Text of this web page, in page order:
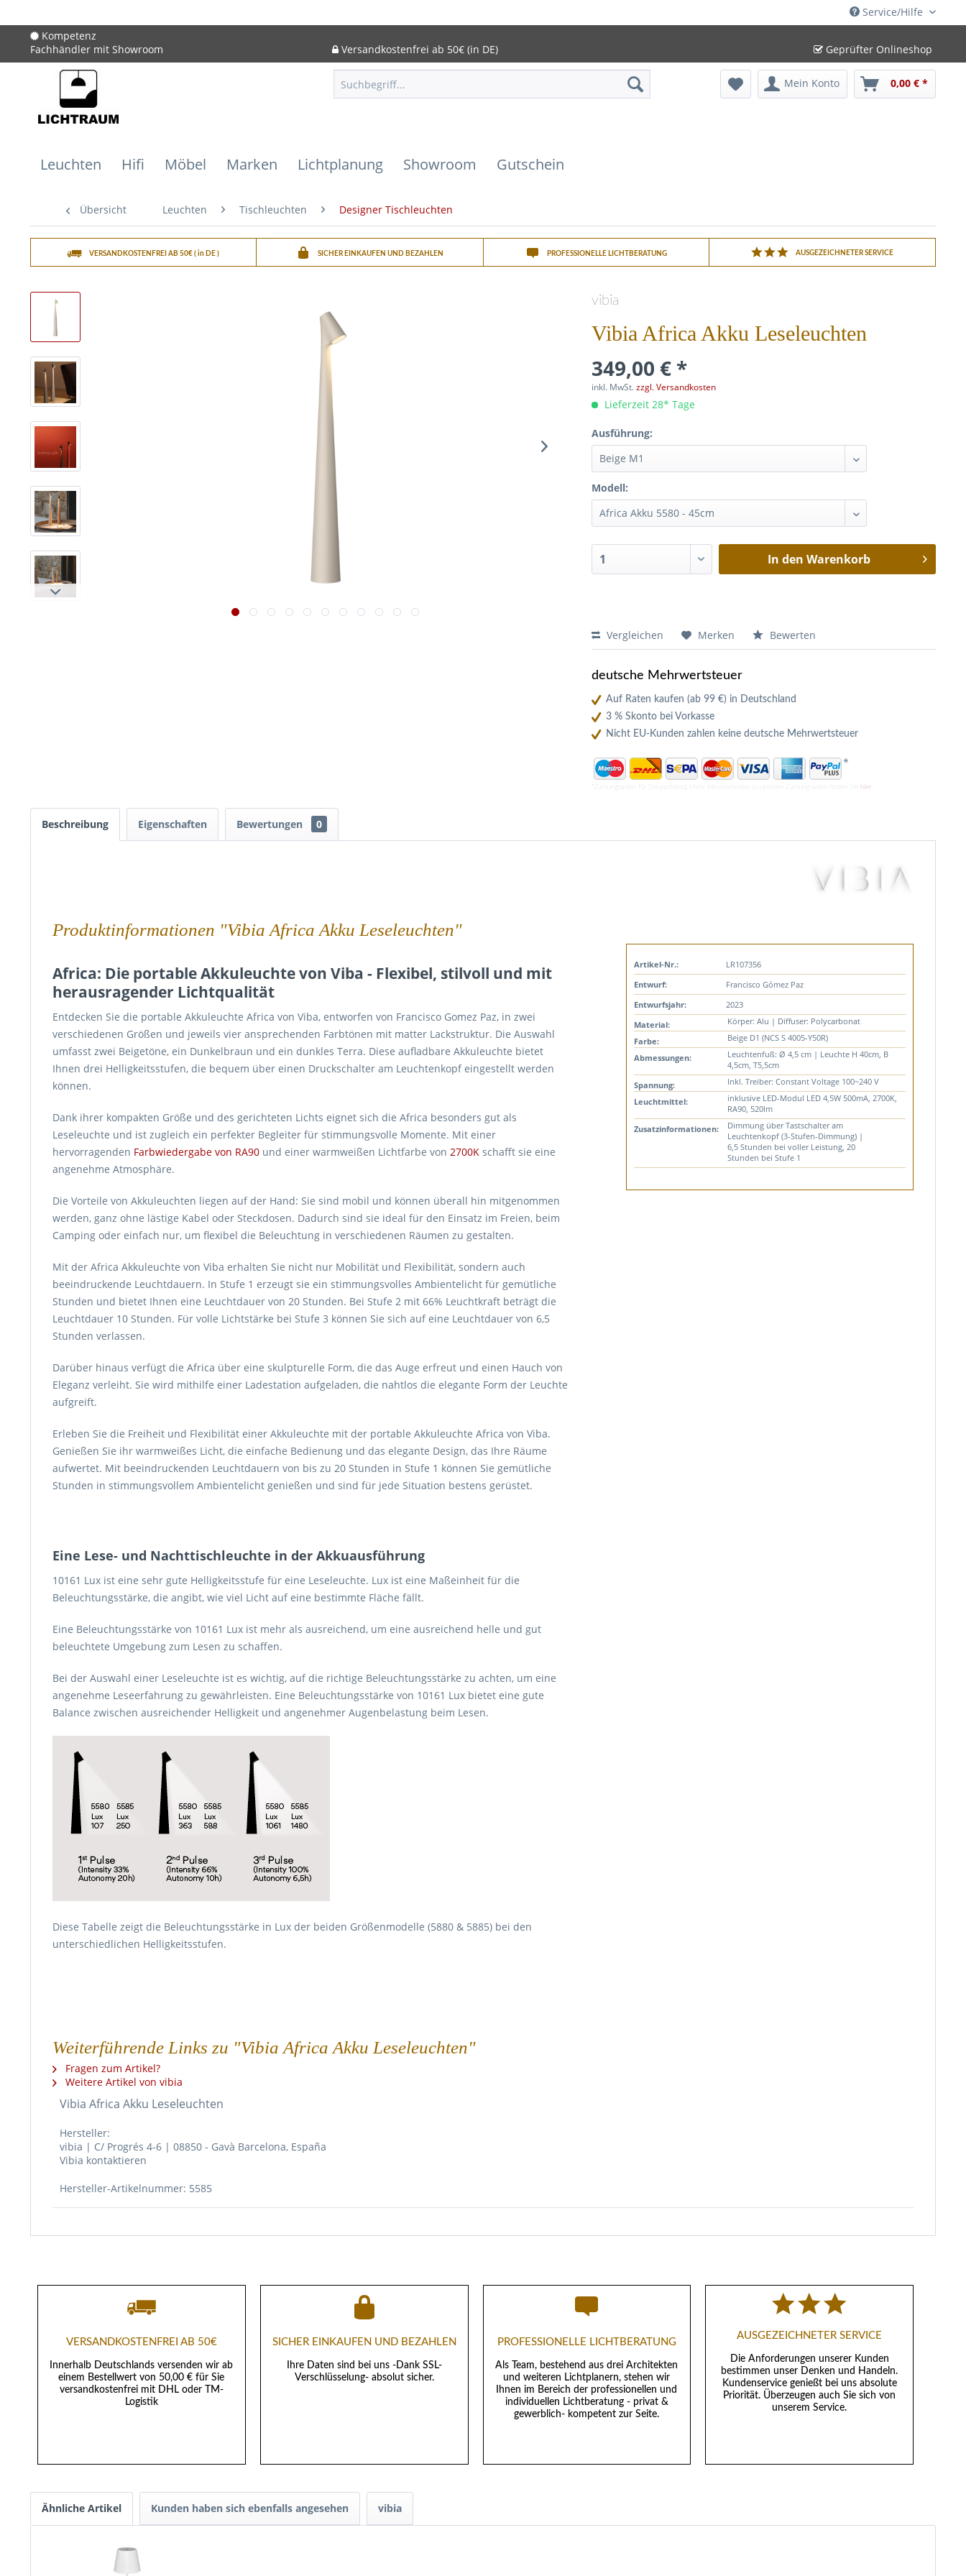
Service/Hilfe
Kompetenz
Fachhändler mit Showroom
Versandkostenfrei ab 50€ (in DE) Geprüfter Onlineshop
Mein Konto 0,00 € *
Leuchten Hifi Möbel Marken Lichtplanung Showroom Gutschein
Übersicht Leuchten Tischleuchten Designer Tischleuchten
VERSANDKOSTENFREI AB 50€ ( in DE ) SICHER EINKAUFEN UND BEZAHLEN PROFESSIONELLE LICHTBERATUNG AUSGEZEICHNETER SERVICE
vibia
Vibia Africa Akku Leseleuchten
349,00 € *
inkl. MwSt.zzgl. Versandkosten
Lieferzeit 28* Tage
Ausführung:
Modell:
In den Warenkorb
Vergleichen Merken Bewerten
deutsche Mehrwertsteuer
Auf Raten kaufen (ab 99 €) in Deutschland
3 % Skonto bei Vorkasse
Nicht EU-Kunden zahlen keine deutsche Mehrwertsteuer
*
*Zahlungsarten für Deutschland. Mehr Informationen zu unseren Zahlungsarten finden Sie hier
Beschreibung Eigenschaften Bewertungen 0
Produktinformationen "Vibia Africa Akku Leseleuchten"
Africa: Die portable Akkuleuchte von Viba - Flexibel, stilvoll und mit
herausragender Lichtqualität
Entdecken Sie die portable Akkuleuchte Africa von Viba, entworfen von Francisco Gomez Paz, in zwei
verschiedenen Größen und jeweils vier ansprechenden Farbtönen mit matter Lackstruktur. Die Auswahl
umfasst zwei Beigetöne, ein Dunkelbraun und ein dunkles Terra. Diese aufladbare Akkuleuchte bietet
Ihnen drei Helligkeitsstufen, die bequem über einen Druckschalter am Leuchtenkopf eingestellt werden
können.
Dank ihrer kompakten Größe und des gerichteten Lichts eignet sich die Africa besonders gut als
Leseleuchte und ist zugleich ein perfekter Begleiter für stimmungsvolle Momente. Mit einer
hervorragenden Farbwiedergabe von RA90 und einer warmweißen Lichtfarbe von 2700K schafft sie eine
angenehme Atmosphäre.
Die Vorteile von Akkuleuchten liegen auf der Hand: Sie sind mobil und können überall hin mitgenommen
werden, ganz ohne lästige Kabel oder Steckdosen. Dadurch sind sie ideal für den Einsatz im Freien, beim
Camping oder einfach nur, um flexibel die Beleuchtung in verschiedenen Räumen zu gestalten.
Mit der Africa Akkuleuchte von Viba erhalten Sie nicht nur Mobilität und Flexibilität, sondern auch
beeindruckende Leuchtdauern. In Stufe 1 erzeugt sie ein stimmungsvolles Ambientelicht für gemütliche
Stunden und bietet Ihnen eine Leuchtdauer von 20 Stunden. Bei Stufe 2 mit 66% Leuchtkraft beträgt die
Leuchtdauer 10 Stunden. Für volle Lichtstärke bei Stufe 3 können Sie sich auf eine Leuchtdauer von 6,5
Stunden verlassen.
Darüber hinaus verfügt die Africa über eine skulpturelle Form, die das Auge erfreut und einen Hauch von
Eleganz verleiht. Sie wird mithilfe einer Ladestation aufgeladen, die nahtlos die elegante Form der Leuchte
aufgreift.
Erleben Sie die Freiheit und Flexibilität einer Akkuleuchte mit der portable Akkuleuchte Africa von Viba.
Genießen Sie ihr warmweißes Licht, die einfache Bedienung und das elegante Design, das Ihre Räume
aufwertet. Mit beeindruckenden Leuchtdauern von bis zu 20 Stunden in Stufe 1 können Sie gemütliche
Stunden in stimmungsvollem Ambientelicht genießen und sind für jede Situation bestens gerüstet.
Eine Lese- und Nachttischleuchte in der Akkuausführung
10161 Lux ist eine sehr gute Helligkeitsstufe für eine Leseleuchte. Lux ist eine Maßeinheit für die
Beleuchtungsstärke, die angibt, wie viel Licht auf eine bestimmte Fläche fällt.
Eine Beleuchtungsstärke von 10161 Lux ist mehr als ausreichend, um eine ausreichend helle und gut
beleuchtete Umgebung zum Lesen zu schaffen.
Bei der Auswahl einer Leseleuchte ist es wichtig, auf die richtige Beleuchtungsstärke zu achten, um eine
angenehme Leseerfahrung zu gewährleisten. Eine Beleuchtungsstärke von 10161 Lux bietet eine gute
Balance zwischen ausreichender Helligkeit und angenehmer Augenbelastung beim Lesen.
Diese Tabelle zeigt die Beleuchtungsstärke in Lux der beiden Größenmodelle (5880 & 5885) bei den
unterschiedlichen Helligkeitsstufen.
Artikel-Nr.:
LR107356
Entwurf:
Francisco Gómez Paz
Entwurfsjahr:
2023
Material:
Körper: Alu | Diffuser: Polycarbonat
Farbe:
Beige D1 (NCS S 4005-Y50R)
Abmessungen:
Leuchtenfuß: Ø 4,5 cm | Leuchte H 40cm, B
4,5cm, T5,5cm
Spannung:
Inkl. Treiber: Constant Voltage 100~240 V
Leuchtmittel:
inklusive LED-Modul LED 4,5W 500mA, 2700K,
RA90, 520lm
Zusatzinformationen:
Dimmung über Tastschalter am
Leuchtenkopf (3-Stufen-Dimmung) |
6,5 Stunden bei voller Leistung, 20
Stunden bei Stufe 1
Weiterführende Links zu "Vibia Africa Akku Leseleuchten"
Fragen zum Artikel?
Weitere Artikel von vibia
Vibia Africa Akku Leseleuchten
Hersteller:
vibia | C/ Progrés 4-6 | 08850 - Gavà Barcelona, España
Vibia kontaktieren
Hersteller-Artikelnummer: 5585
VERSANDKOSTENFREI AB 50€
Innerhalb Deutschlands versenden wir ab
einem Bestellwert von 50,00 € für Sie
versandkostenfrei mit DHL oder TM-
Logistik
SICHER EINKAUFEN UND BEZAHLEN
Ihre Daten sind bei uns -Dank SSL-
Verschlüsselung- absolut sicher.
PROFESSIONELLE LICHTBERATUNG
Als Team, bestehend aus drei Architekten
und weiteren Lichtplanern, stehen wir
Ihnen im Bereich der professionellen und
individuellen Lichtberatung - privat &
gewerblich- kompetent zur Seite.
AUSGEZEICHNETER SERVICE
Die Anforderungen unserer Kunden
bestimmen unser Denken und Handeln.
Kundenservice genießt bei uns absolute
Priorität. Überzeugen auch Sie sich von
unserem Service.
Ähnliche Artikel Kunden haben sich ebenfalls angesehen vibia